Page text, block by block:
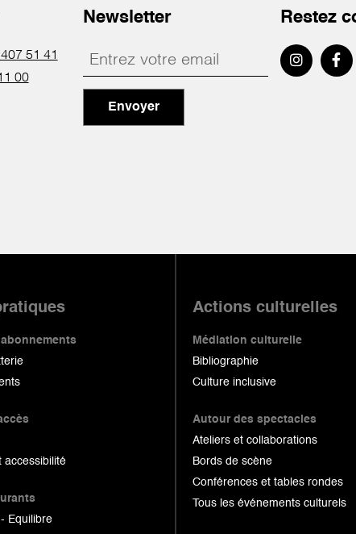
51 41
00
Newsletter
Envoyer
Restez
accessibilité
Equilibre
Actions culturelles
Médiation culturelle
Bibliographie
Culture inclusive
Autour des spectacles
Ateliers et collaborations
Bords de scène
Conférences et tables rondes
Tous les événements culturels